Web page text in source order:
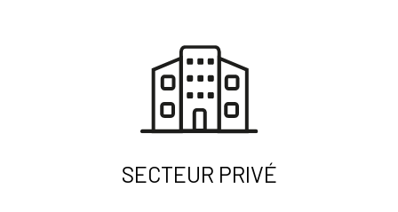
SECTEUR PRIVÉ